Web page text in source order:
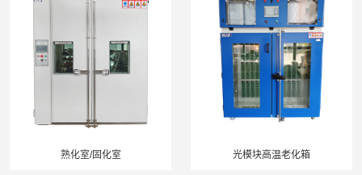
熟化室/固化室 光模块高温老化箱